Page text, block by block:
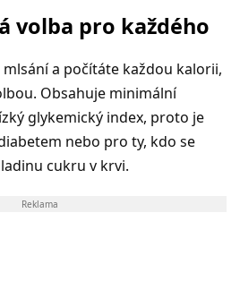
volba pro každého
a počítáte každou kalorii,
Obsahuje minimální
glykemický index, proto je
nebo pro ty, kdo se
cukru v krvi.
Reklama